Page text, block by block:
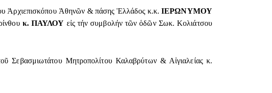
Ἀρχιεπισκόπου Ἀθηνῶν & πάσης Ἑλλάδος κ.κ.ΙΕΡΩΝΥΜΟΥ
κ. ΠΑΥΛΟΥ εἰς τήν συμβολήν τῶν ὁδῶν Σωκ. Κολιάτσου
Σεβασμιωτάτου Μητροπολίτου Καλαβρύτων & Αἰγιαλείας κ.